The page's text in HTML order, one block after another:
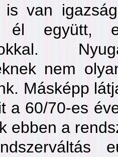
van
él együtt,
nem
Másképp
a 60/70-es
ebben a